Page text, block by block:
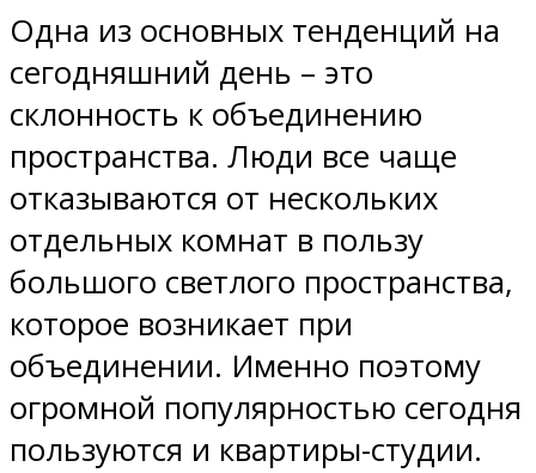
Одна из основных тенденций на
сегодняшний день – это
склонность к объединению
пространства. Люди все чаще
отказываются от нескольких
отдельных комнат в пользу
большого светлого пространства,
которое возникает при
объединении. Именно поэтому
огромной популярностью сегодня
пользуются и квартиры-студии.